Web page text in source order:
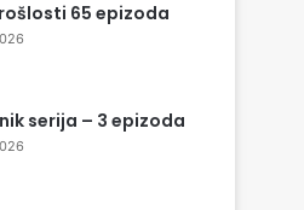
65 epizoda
serija – 3 epizoda